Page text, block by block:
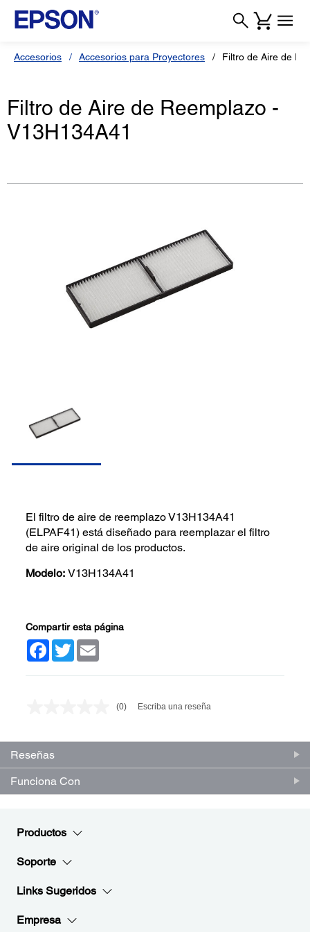
Accesorios Accesorios para Proyectores Filtro de Aire de
Filtro de Aire de Reemplazo -
V13H134A41
El filtro de aire de reemplazo V13H134A41
(ELPAF41) está diseñado para reemplazar el filtro
de aire original de los productos.
Modelo: V13H134A41
Compartir esta página
Facebook
Twitter
Sin
en
misma
(0) Escriba una reseña
Reseñas
Funciona Con
Productos
Soporte
Links Sugeridos
Empresa